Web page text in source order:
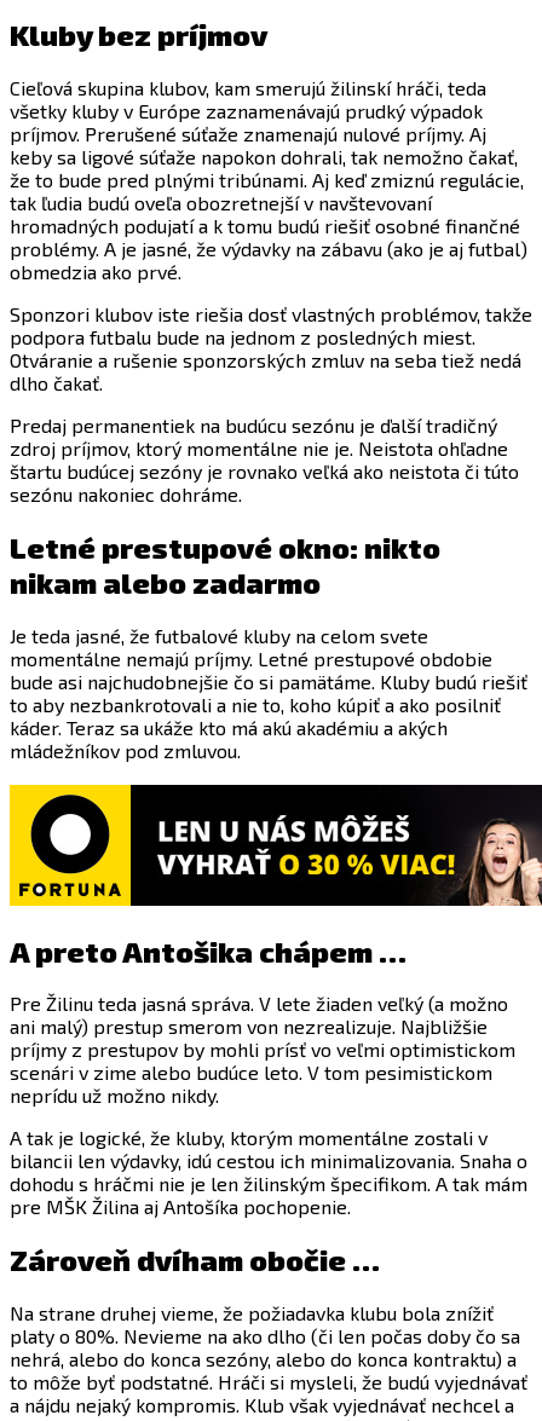
Kluby bez príjmov
Cieľová skupina klubov, kam smerujú žilinskí hráči, teda
všetky kluby v Európe zaznamenávajú prudký výpadok
príjmov. Prerušené súťaže znamenajú nulové príjmy. Aj
keby sa ligové súťaže napokon dohrali, tak nemožno čakať,
že to bude pred plnými tribúnami. Aj keď zmiznú regulácie,
tak ľudia budú oveľa obozretnejší v navštevovaní
hromadných podujatí a k tomu budú riešiť osobné finančné
problémy. A je jasné, že výdavky na zábavu (ako je aj futbal)
obmedzia ako prvé.
Sponzori klubov iste riešia dosť vlastných problémov, takže
podpora futbalu bude na jednom z posledných miest.
Otváranie a rušenie sponzorských zmluv na seba tiež nedá
dlho čakať.
Predaj permanentiek na budúcu sezónu je ďalší tradičný
zdroj príjmov, ktorý momentálne nie je. Neistota ohľadne
štartu budúcej sezóny je rovnako veľká ako neistota či túto
sezónu nakoniec dohráme.
Letné prestupové okno: nikto
nikam alebo zadarmo
Je teda jasné, že futbalové kluby na celom svete
momentálne nemajú príjmy. Letné prestupové obdobie
bude asi najchudobnejšie čo si pamätáme. Kluby budú riešiť
to aby nezbankrotovali a nie to, koho kúpiť a ako posilniť
káder. Teraz sa ukáže kto má akú akadémiu a akých
mládežníkov pod zmluvou.
A preto Antošika chápem …
Pre Žilinu teda jasná správa. V lete žiaden veľký (a možno
ani malý) prestup smerom von nezrealizuje. Najbližšie
príjmy z prestupov by mohli prísť vo veľmi optimistickom
scenári v zime alebo budúce leto. V tom pesimistickom
neprídu už možno nikdy.
A tak je logické, že kluby, ktorým momentálne zostali v
bilancii len výdavky, idú cestou ich minimalizovania. Snaha o
dohodu s hráčmi nie je len žilinským špecifikom. A tak mám
pre MŠK Žilina aj Antošíka pochopenie.
Zároveň dvíham obočie …
Na strane druhej vieme, že požiadavka klubu bola znížiť
platy o 80%. Nevieme na ako dlho (či len počas doby čo sa
nehrá, alebo do konca sezóny, alebo do konca kontraktu) a
to môže byť podstatné. Hráči si mysleli, že budú vyjednávať
a nájdu nejaký kompromis. Klub však vyjednávať nechcel a